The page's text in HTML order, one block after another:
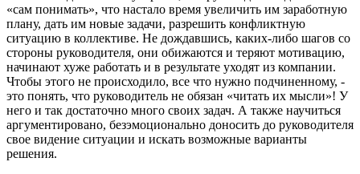
«сам понимать», что настало время увеличить им заработную
плану, дать им новые задачи, разрешить конфликтную
ситуацию в коллективе. Не дождавшись, каких-либо шагов со
стороны руководителя, они обижаются и теряют мотивацию,
начинают хуже работать и в результате уходят из компании.
Чтобы этого не происходило, все что нужно подчиненному, -
это понять, что руководитель не обязан «читать их мысли»! У
него и так достаточно много своих задач. А также научиться
аргументировано, безэмоционально доносить до руководителя
свое видение ситуации и искать возможные варианты
решения.